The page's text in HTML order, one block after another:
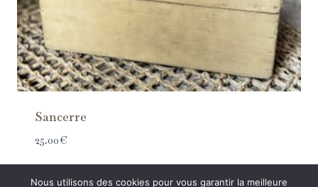
Sancerre
25.00€
Nous utilisons des cookies pour vous garantir la meilleure